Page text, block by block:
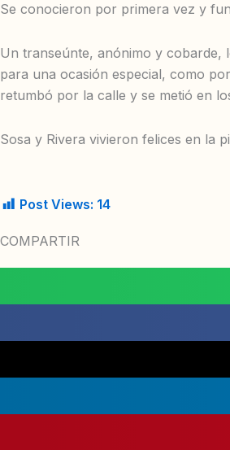
Se conocieron por primera vez y
Un transeúnte, anónimo y cobarde,
para una ocasión especial, como
retumbó por la calle y se metió en
Sosa y Rivera vivieron felices en la
Post Views: 14
COMPARTIR